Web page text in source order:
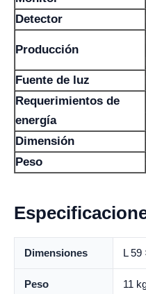
Detector
Producción
Fuente de luz
Requerimientos de
energía
Dimensión
Peso
Dimensiones L 59
Peso 11